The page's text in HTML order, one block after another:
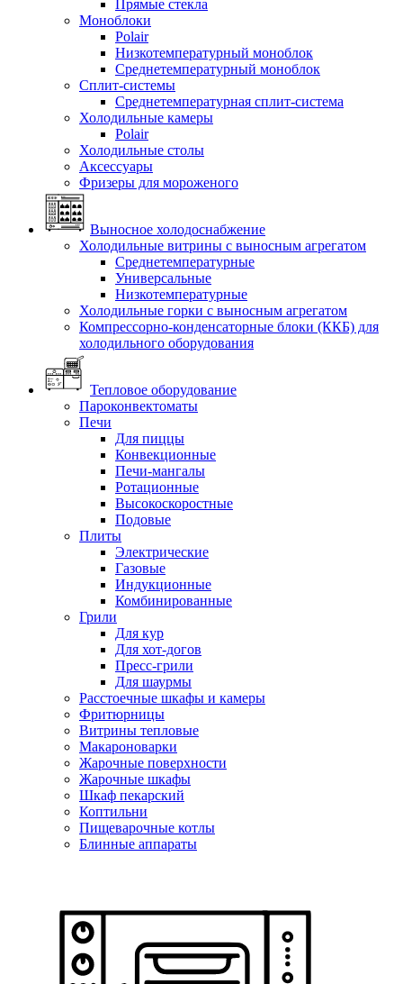
Прямые стекла
Моноблоки
Polair
Низкотемпературный моноблок
Среднетемпературный моноблок
Сплит-системы
Среднетемпературная сплит-система
Холодильные камеры
Polair
Холодильные столы
Аксессуары
Фризеры для мороженого
Выносное холодоснабжение
Холодильные витрины с выносным агрегатом
Среднетемпературные
Универсальные
Низкотемпературные
Холодильные горки с выносным агрегатом
Компрессорно-конденсаторные блоки (ККБ) для
холодильного оборудования
Тепловое оборудование
Пароконвектоматы
Печи
Для пиццы
Конвекционные
Печи-мангалы
Ротационные
Высокоскоростные
Подовые
Плиты
Электрические
Газовые
Индукционные
Комбинированные
Грили
Для кур
Для хот-догов
Пресс-грили
Для шаурмы
Расстоечные шкафы и камеры
Фритюрницы
Витрины тепловые
Макароноварки
Жарочные поверхности
Жарочные шкафы
Шкаф пекарский
Коптильни
Пищеварочные котлы
Блинные аппараты